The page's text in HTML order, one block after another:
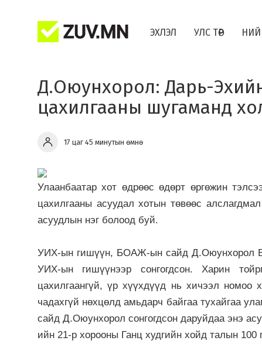
ЭХЛЭЛ УЛС ТӨР
​Д.Оюунхорол: Дарь-
цахилгааны шугаманд
17 цаг 45 минутын өмнө
Улаанбаатар хот өдрөөс өдөрт өргөжин
цахилгааны асуудал хотын төвөөс
асуудлын нэг болоод буй.
УИХ-ын гишүүн, БОАЖ-ын сайд Д.Оюунхорол
УИХ-ын гишүүнээр сонгогдсон. Харин
цахилгаангүй, үр хүүхдүүд нь хичээл номоо
чадахгүй нөхцөлд амьдарч байгаа тухайгаа
сайд Д.Оюунхорол сонгогдсон даруйдаа энэ
ийн 21-р хорооны Ганц худгийн хойд талын